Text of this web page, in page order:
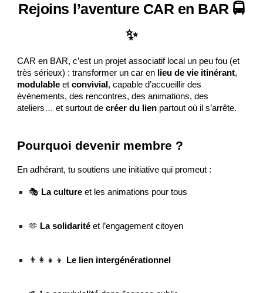
Rejoins l’aventure CAR en BAR 🚍
✨
CAR en BAR, c’est un projet associatif local un peu fou (et
très sérieux) : transformer un car en lieu de vie itinérant,
modulable etconvivial , capable d’accueillir des
événements, des rencontres, des animations, des
ateliers… et surtout decréer du lien partout où il s’arrête.
Pourquoi devenir membre ?
En adhérant, tu soutiens une initiative qui promeut :
🎭 La culture et les animations pour tous
🫶 La solidarité et l’engagement citoyen
👨‍👩‍👧‍👦 Le lien intergénérationnel